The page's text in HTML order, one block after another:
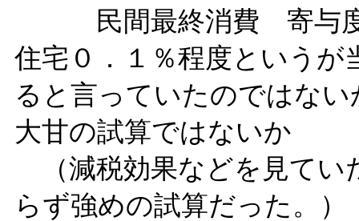
民間最終消費 寄与度
住宅０．１％程度というが
ると言っていたのではない
大甘の試算ではないか
（減税効果などを見てい
らず強めの試算だった。）